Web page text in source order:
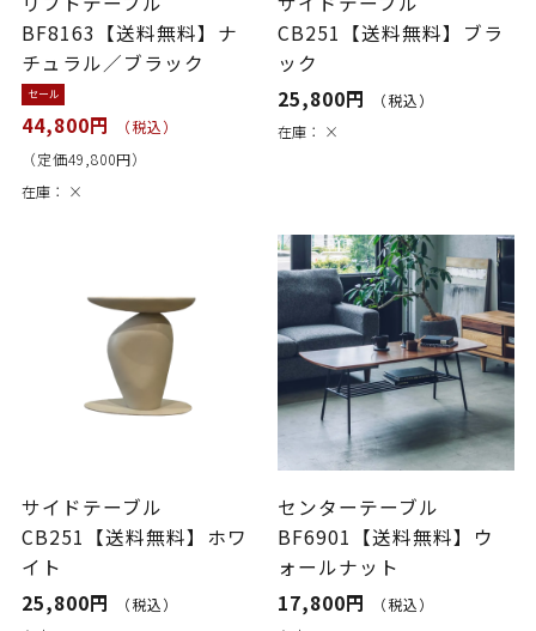
BF8163【送料無料】ナ
チュラル／ブラック
セール
44,800円
（税込）
（定価49,800円）
在庫： ×
CB251【送料無料】ブラ
ック
25,800円
（税込）
在庫： ×
サイドテーブル
CB251【送料無料】ホワ
イト
25,800円
（税込）
センターテーブル
BF6901【送料無料】ウ
ォールナット
17,800円
（税込）